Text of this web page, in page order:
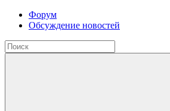
Форум
Обсуждение новостей